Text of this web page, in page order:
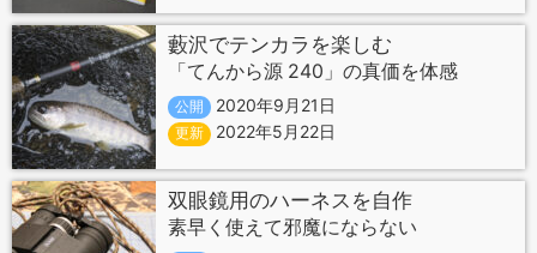
藪沢でテンカラを楽しむ
「てんから源 240」の真価を体感
公開 2020年9月21日
更新 2022年5月22日
双眼鏡用のハーネスを自作
素早く使えて邪魔にならない